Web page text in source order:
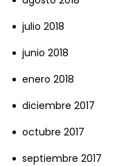
julio 2018
junio 2018
enero 2018
diciembre 2017
octubre 2017
septiembre 2017